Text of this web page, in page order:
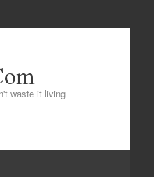
waste it living